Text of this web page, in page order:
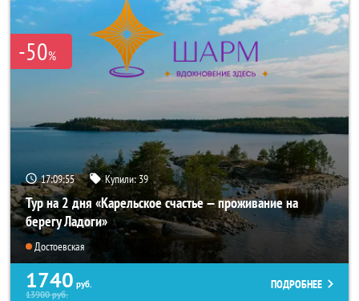
-50%
17:09:53 Купили:39
Тур на 2 дня «Карельское счастье — проживание на
берегу Ладоги»
Достоевская
1740 руб.
13900руб.
ПОДРОБНЕЕ